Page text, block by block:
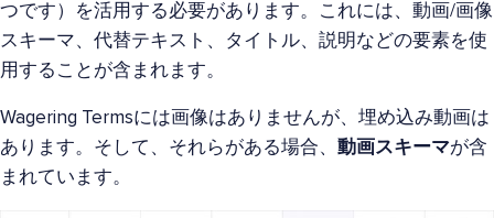
つです）を活用する必要があります。これには、動画/画像
スキーマ、代替テキスト、タイトル、説明などの要素を使
用することが含まれます。
Wagering Termsには画像はありませんが、埋め込み動画は
あります。そして、それらがある場合、 動画スキーマが含
まれています。